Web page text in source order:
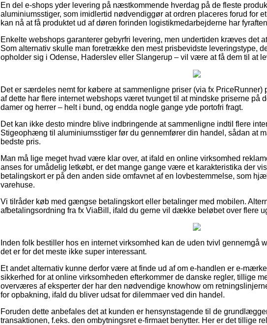
En del e-shops yder levering på næstkommende hverdag på de fleste
aluminiumsstiger, som imidlertid nødvendiggør at ordren placeres forud for
kan nå at få produktet ud af døren forinden logistikmedarbejderne har
Enkelte webshops garanterer gebyrfri levering, men undertiden kræves det
Som alternativ skulle man foretrække den mest prisbevidste leveringstype,
opholder sig i Odense, Haderslev eller Slangerup – vil være at få dem til at
Det er særdeles nemt for købere at sammenligne priser (via fx PriceRunner)
af dette har flere internet webshops været tvunget til at mindske priserne på
damer og herrer – helt i bund, og endda nogle gange yde portofri fragt.
Det kan ikke desto mindre blive indbringende at sammenligne indtil flere
Stigeophæng til aluminiumsstiger før du gennemfører din handel, sådan at
bedste pris.
Man må lige meget hvad være klar over, at ifald en online virksomhed
anses for umådelig letkøbt, er det mange gange være et karakteristika der
betalingskort er på den anden side omfavnet af en lovbestemmelse, som
varehuse.
Vi tilråder køb med gængse betalingskort eller betalinger med mobilen.
afbetalingsordning fra fx ViaBill, ifald du gerne vil dække beløbet over flere
Inden folk bestiller hos en internet virksomhed kan de uden tvivl gennemgå
det er for det meste ikke super interessant.
Et andet alternativ kunne derfor være at finde ud af om e-handlen er e-
sikkerhed for at online virksomheden efterkommer de danske regler, tillige
overværes af eksperter der har den nødvendige knowhow om
for opbakning, ifald du bliver udsat for dilemmaer ved din handel.
Foruden dette anbefales det at kunden er hensynstagende til de
transaktionen, f.eks. den ombytningsret e-firmaet benytter. Her er det tillige